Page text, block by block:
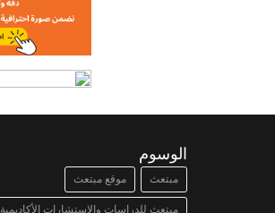
الوسوم
مبتعث موقع مبتعث
مبتعث للدراسات والإستشارات الأكاديمية